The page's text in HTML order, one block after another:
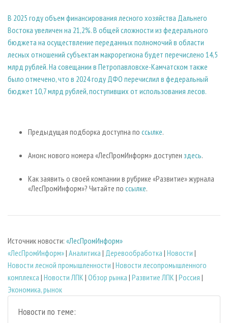
В 2025 году объем финансирования лесного хозяйства Дальнего
Востока увеличен на 21,2%. В общей сложности из федерального
бюджета на осуществление переданных полномочий в области
лесных отношений субъектам макрорегиона будет перечислено 14,5
млрд рублей. На совещании в Петропавловске-Камчатском также
было отмечено, что в 2024 году ДФО перечислил в федеральный
бюджет 10,7 млрд рублей, поступивших от использования лесов.
Предыдущая подборка доступна по ссылке.
Анонс нового номера «ЛесПромИнформ» доступен здесь.
Как заявить о своей компании в рубрике «Развитие» журнала
«ЛесПромИнформ»? Читайте по ссылке.
Источник новости: «ЛесПромИнформ»
«ЛесПромИнформ»| Аналитика | Деревообработка | Новости |
Новости лесной промышленности | Новости лесопромышленного
комплекса | Новости ЛПК | Обзор рынка | Развитие ЛПК | Россия |
Экономика, рынок
Новости по теме: